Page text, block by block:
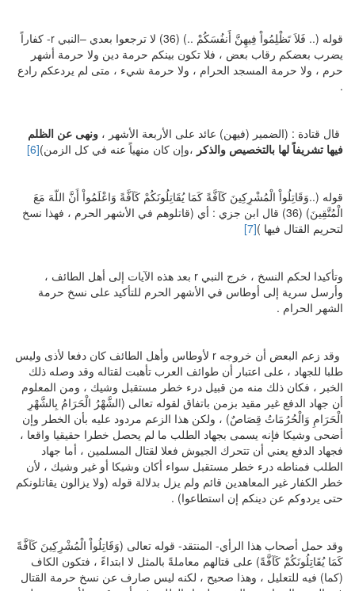
قوله (.. فَلاَ تَظْلِمُواْ فِيهِنَّ أَنفُسَكُمْ ..) (36) لا ترجعوا بعدي –النبي r- كفاراً
يضرب بعضكم رقاب بعض ، فلا تكون بينكم حرمة دين ولا حرمة أشهر
حرم ، ولا حرمة المسجد الحرام ، ولا حرمة شيء ، متى لم يردعكم رادع
.
قال قتادة : (الضمير (فيهن) عائد على الأربعة الأشهر ، ونهى عن الظلم
فيها تشريفاً لها بالتخصيص والذكر ،وإن كان منهياً عنه في كل الزمن)[6]
قوله (..وَقَاتِلُواْ الْمُشْرِكِينَ كَآفَّةً كَمَا يُقَاتِلُونَكُمْ كَآفَّةً وَاعْلَمُواْ أَنَّ اللّهَ مَعَ
الْمُتَّقِينَ) (36) قال ابن جزي : أي (قاتلوهم في الأشهر الحرم ، فهذا نسخ
لتحريم القتال فيها )[7]
وتأكيدا لحكم النسخ ، خرج النبي r بعد هذه الآيات إلى أهل الطائف ،
وأرسل سرية إلى أوطاس في الأشهر الحرم للتأكيد على نسخ حرمة
الشهر الحرام .
وقد زعم البعض أن خروجه r لأوطاس وأهل الطائف كان دفعا لأذى وليس
طلبا للجهاد ، على اعتبار أن طوائف العرب تأهبت لقتاله وقد وصله ذلك
الخبر ، فكان ذلك منه من قبيل درء خطر مستقبل وشيك ، ومن المعلوم
أن جهاد الدفع غير مقيد بزمن باتفاق لقوله تعالى (الشَّهْرُ الْحَرَامُ بِالشَّهْرِ
الْحَرَامِ وَالْحُرُمَاتُ قِصَاصٌ) ، ولكن هذا الزعم مردود عليه بأن الخطر وإن
أضحى وشيكا فإنه يسمى بجهاد الطلب ما لم يحصل خطرا حقيقيا واقعا ،
فجهاد الدفع يعني أن تتحرك الجيوش فعلا لقتال المسلمين ، أما جهاد
الطلب فمناطه درء خطر مستقبل سواء أكان وشيكا أو غير وشيك ، لأن
خطر الكفار غير المعاهدين قائم ولم يزل بدلالة قوله (ولا يزالون يقاتلونكم
حتى يردوكم عن دينكم إن استطاعوا) .
وقد حمل أصحاب هذا الرأي- المنتقد- قوله تعالى (وَقَاتِلُواْ الْمُشْرِكِينَ كَآفَّةً
كَمَا يُقَاتِلُونَكُمْ كَآفَّةً) على قتالهم معاملةً بالمثل لا ابتداءً ، فتكون الكاف
(كما) فيه للتعليل ، وهذا صحيح ، لكنه ليس صارف عن نسخ حرمة القتال